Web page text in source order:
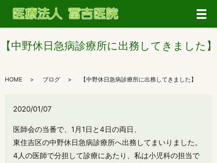
メ
【中野休日急病診療所に出務してきました】
HOME ブログ 【中野休日急病診療所に出務してきました】
2020/01/07
医師会の当番で、1月1日と4日の両日、
東住吉区の中野休日急病診療所へ出務してまいりました。
4人の医師で分担して診療にあたり、私は小児科の担当で